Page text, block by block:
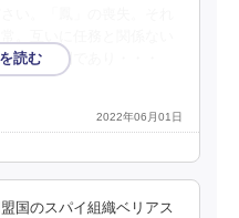
分な時間であり・・・
2022年06月01日
国のスパイ組織ベリアス